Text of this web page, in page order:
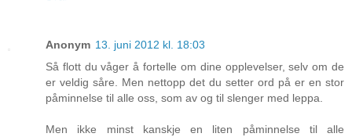
Anonym 13. juni 2012 kl. 18:03
Så flott du våger å fortelle om dine opplevelser, selv om de
er veldig såre. Men nettopp det du setter ord på er en stor
påminnelse til alle oss, som av og til slenger med leppa.
Men ikke minst kanskje en liten påminnelse til alle